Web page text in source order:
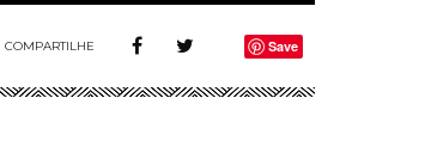
COMPARTILHE Save